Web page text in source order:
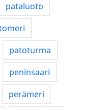
pataluoto
patoturma
peninsaari
perämeri